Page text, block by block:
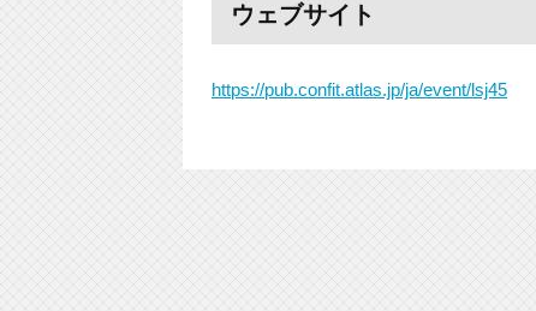
ウェブサイト
https://pub.confit.atlas.jp/ja/event/lsj45